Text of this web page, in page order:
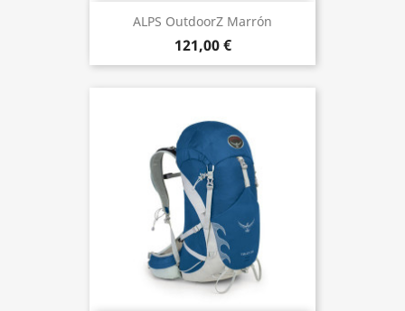
ALPS OutdoorZ Marrón
121,00 €